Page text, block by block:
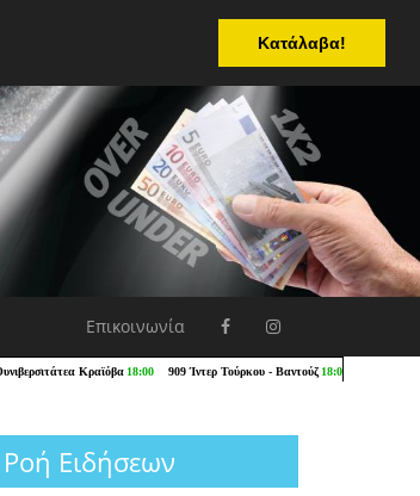
Κατάλαβα!
Επικοινωνία
Ροή Ειδήσεων